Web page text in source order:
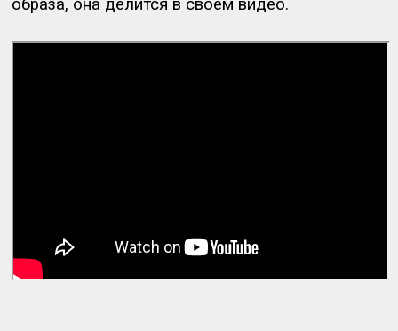
образа, она делится в своём видео.